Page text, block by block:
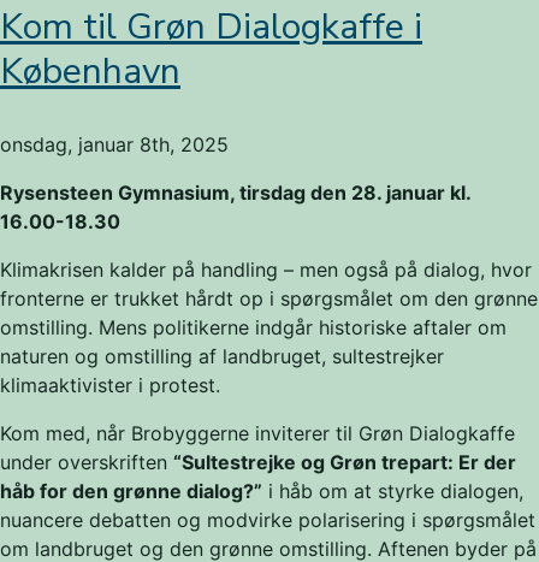
i
Kom til Grøn Dialogkaffe i
København
onsdag, januar 8th, 2025
Rysensteen Gymnasium, tirsdag den 28. januar kl.
16.00-18.30
Klimakrisen kalder på handling – men også på dialog, hvor
fronterne er trukket hårdt op i spørgsmålet om den grønne
omstilling. Mens politikerne indgår historiske aftaler om
naturen og omstilling af landbruget, sultestrejker
klimaaktivister i protest.
Kom med, når Brobyggerne inviterer til Grøn Dialogkaffe
under overskriften “Sultestrejke og Grøn trepart: Er der
håb for den grønne dialog?” i håb om at styrke dialogen,
nuancere debatten og modvirke polarisering i spørgsmålet
om landbruget og den grønne omstilling. Aftenen byder på